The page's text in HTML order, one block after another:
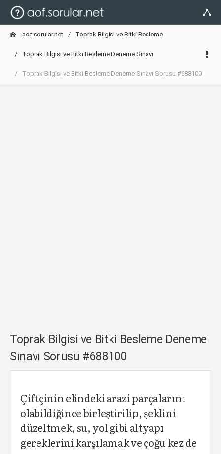
aof.sorular.net Toprak Bilgisi ve Bitki Besleme
Toprak Bilgisi ve Bitki Besleme Deneme Sınavı
Toprak Bilgisi ve Bitki Besleme Deneme Sınavı Sorusu #688100
Toprak Bilgisi ve Bitki Besleme Deneme
Sınavı Sorusu #688100
Çiftçinin elindeki arazi parçalarını
olabildiğince birleştirilip, şeklini
düzeltmek, su, yol gibi altyapı
gereklerini karşılamak ve çoğu kez de